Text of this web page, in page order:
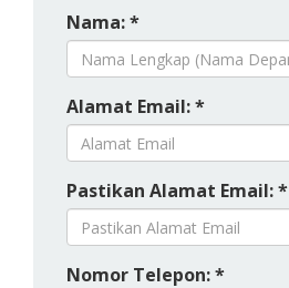
Nama: *
Alamat Email: *
Pastikan Alamat Email: *
Nomor Telepon: *